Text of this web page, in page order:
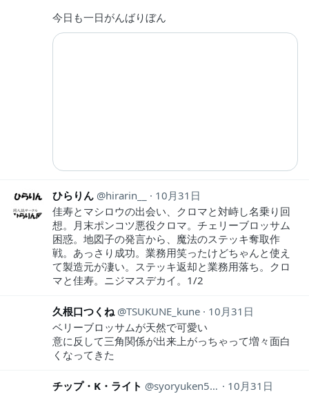
今日も一日がんばりぼん
ひらりん hirarin__
10月31日
佳寿とマシロウの出会い、クロマと対峙し名乗り回
想。月末ポンコツ悪役クロマ。チェリーブロッサム
困惑。地図子の発言から、魔法のステッキ奪取作
戦。あっさり成功。業務用笑ったけどちゃんと使え
て製造元が凄い。ステッキ返却と業務用落ち。クロ
マと佳寿。ニジマスデカイ。1/2
久根口つくね TSUKUNE_kune
10月31日
ベリーブロッサムが天然で可愛い
意に反して三角関係が出来上がっちゃって増々面白
くなってきた
チップ・K・ライト syoryuken5656
10月31日